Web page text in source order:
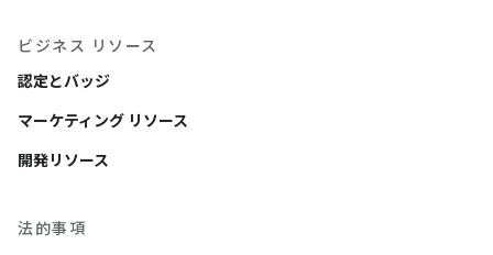
ビジネス リソース
認定とバッジ
マーケティング リソース
開発リソース
法的事項